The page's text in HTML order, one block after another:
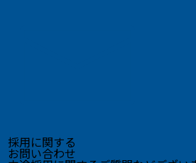
採用に関する
お問い合わせ